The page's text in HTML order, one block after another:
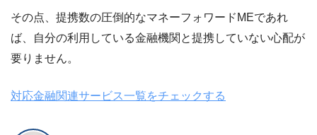
その点、提携数の圧倒的なマネーフォワードMEであれ
ば、自分の利用している金融機関と提携していない心配が
要りません。
対応金融関連サービス一覧をチェックする